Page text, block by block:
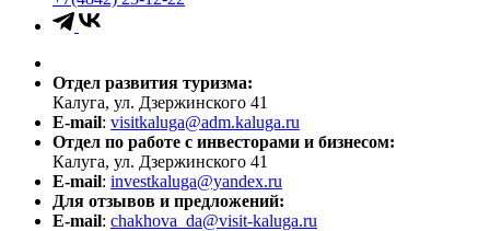
Отдел развития туризма:
Калуга, ул. Дзержинского 41
E-mail: visitkaluga@adm.kaluga.ru
Отдел по работе с инвесторами и бизнесом:
Калуга, ул. Дзержинского 41
E-mail: investkaluga@yandex.ru
Для отзывов и предложений:
E-mail: chakhova_da@visit-kaluga.ru